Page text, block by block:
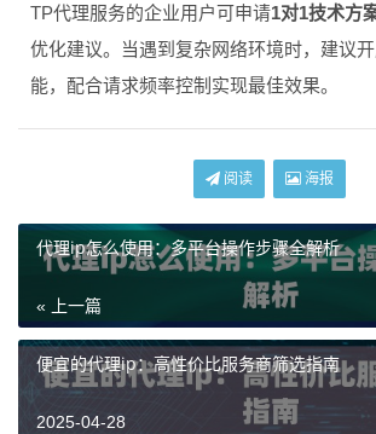
TP代理服务的企业用户可申请1对1技术方
优化建议。当遇到复杂网络环境时，建议
能，配合请求频率控制实现最佳效果。
阅读 海报
代理ip怎么使用：多平台操作步骤全解析
« 上一篇
便宜的代理ip：高性价比服务商筛选指南
2025-04-28